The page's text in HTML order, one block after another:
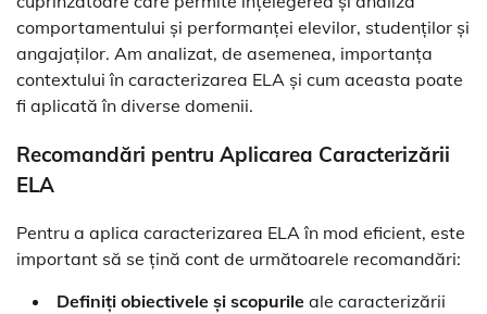
comportamentului și performanței elevilor, studenților și
angajaților. Am analizat, de asemenea, importanța
contextului în caracterizarea ELA și cum aceasta poate
fi aplicată în diverse domenii.
Recomandări pentru Aplicarea Caracterizării
ELA
Pentru a aplica caracterizarea ELA în mod eficient, este
important să se țină cont de următoarele recomandări:
Definiți obiectivele și scopurile ale caracterizării